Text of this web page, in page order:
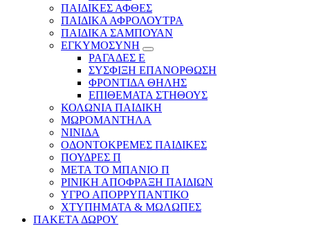
ΠΑΙΔΙΚΕΣ ΑΦΘΕΣ
ΠΑΙΔΙΚΑ ΑΦΡΟΛΟΥΤΡΑ
ΠΑΙΔΙΚΑ ΣΑΜΠΟΥΑΝ
ΕΓΚΥΜΟΣΥΝΗ
ΡΑΓΑΔΕΣ Ε
ΣΥΣΦΙΞΗ ΕΠΑΝΟΡΘΩΣΗ
ΦΡΟΝΤΙΔΑ ΘΗΛΗΣ
ΕΠΙΘΕΜΑΤΑ ΣΤΗΘΟΥΣ
ΚΟΛΩΝΙΑ ΠΑΙΔΙΚΗ
ΜΩΡΟΜΑΝΤΗΛΑ
ΝΙΝΙΔΑ
ΟΔΟΝΤΟΚΡΕΜΕΣ ΠΑΙΔΙΚΕΣ
ΠΟΥΔΡΕΣ Π
ΜΕΤΑ ΤΟ ΜΠΑΝΙΟ Π
ΡΙΝΙΚΗ ΑΠΟΦΡΑΞΗ ΠΑΙΔΙΩΝ
ΥΓΡΟ ΑΠΟΡΡΥΠΑΝΤΙΚΟ
ΧΤΥΠΗΜΑΤΑ & ΜΩΛΩΠΕΣ
ΠΑΚΕΤΑ ΔΩΡΟΥ